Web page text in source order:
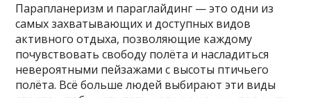
Парапланеризм и параглайдинг — это одни из
самых захватывающих и доступных видов
активного отдыха, позволяющие каждому
почувствовать свободу полёта и насладиться
невероятными пейзажами с высоты птичьего
полёта. Всё больше людей выбирают эти виды